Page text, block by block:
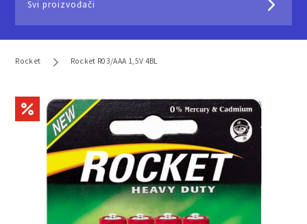
Svi proizvođači
Rocket Rocket R03/AAA 1,5V 4BL